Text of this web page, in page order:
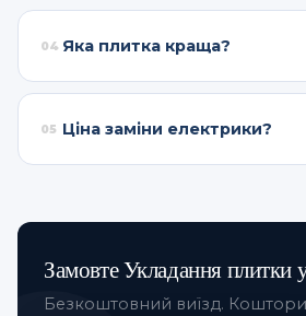
Так, якщо стара міцно
04 Яка плитка краща?
Керамограніт — для підлоги.
05 Ціна заміни електрики?
Замовте Укладання плитки
Безкоштовний виїзд.